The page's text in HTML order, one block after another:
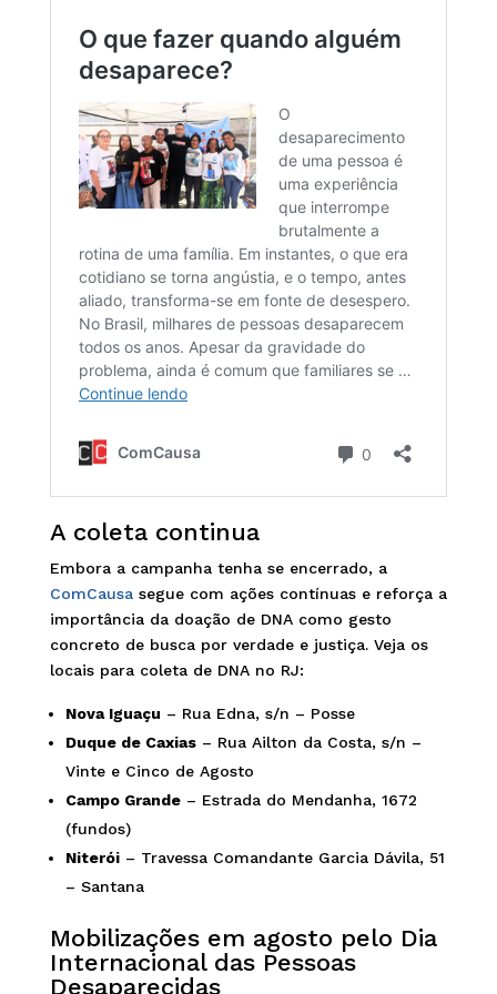
A coleta continua
Embora a campanha tenha se encerrado, a
ComCausasegue com ações contínuas e reforça a
importância da doação de DNA como gesto
concreto de busca por verdade e justiça. Veja os
locais para coleta de DNA no RJ:
Nova Iguaçu – Rua Edna, s/n – Posse
Duque de Caxias– Rua Ailton da Costa, s/n –
Vinte e Cinco de Agosto
Campo Grande– Estrada do Mendanha, 1672
(fundos)
Niterói– Travessa Comandante Garcia Dávila, 51
– Santana
Mobilizações em agosto pelo Dia
Internacional das Pessoas
Desaparecidas